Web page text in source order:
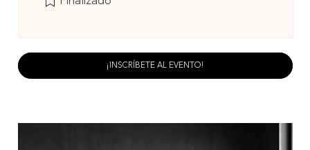
¡INSCRÍBETE AL EVENTO!